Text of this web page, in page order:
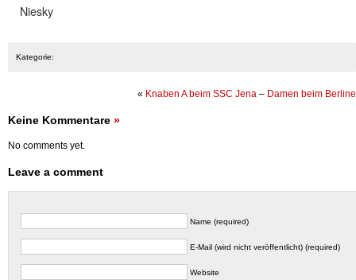
Niesky
Kategorie:
« Knaben A beim SSC Jena – Damen beim
Keine Kommentare »
No comments yet.
Leave a comment
Name (required)
E-Mail (wird nicht veröffentlicht) (required)
Website